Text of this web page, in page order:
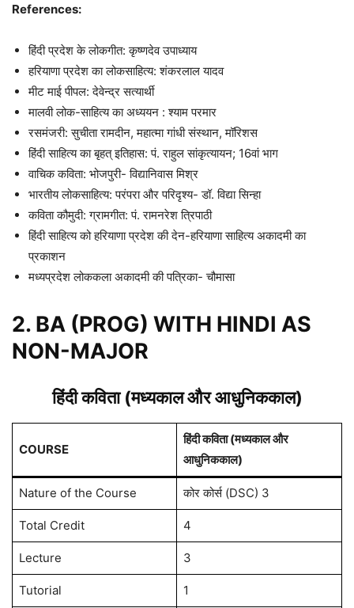
References:
हिंदी प्रदेश के लोकगीत: कृष्णदेव उपाध्याय
हरियाणा प्रदेश का लोकसाहित्य: शंकरलाल यादव
मीट माई पीपल: देवेन्द्र सत्यार्थी
मालवी लोक-साहित्य का अध्ययन : श्याम परमार
रसमंजरी: सुचीता रामदीन, महात्मा गांधी संस्थान, मॉरिशस
हिंदी साहित्य का बृहत्‌ इतिहास: पं. राहुल सांकृत्यायन; 16वां भाग
वाचिक कविता: भोजपुरी- विद्यानिवास मिश्र
भारतीय लोकसाहित्य: परंपरा और परिदृश्य- डॉ. विद्या सिन्हा
कविता कौमुदी: ग्रामगीत: पं. रामनरेश त्रिपाठी
हिंदी साहित्य को हरियाणा प्रदेश की देन-हरियाणा साहित्य अकादमी का
प्रकाशन
मध्यप्रदेश लोककला अकादमी की पत्रिका- चौमासा
2. BA (PROG) WITH HINDI AS
NON-MAJOR
हिंदी कविता (मध्यकाल और आधुनिककाल)
COURSE
हिंदी कविता (मध्यकाल और
आधुनिककाल)
Nature of the Course कोर कोर्स (DSC) 3
Total Credit 4
Lecture 3
Tutorial 1